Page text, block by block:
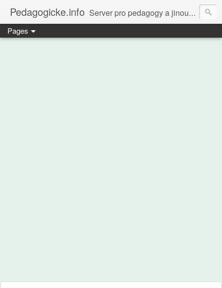
Pedagogicke.info Server pro pedagogy a jinou zvířenu
Pages